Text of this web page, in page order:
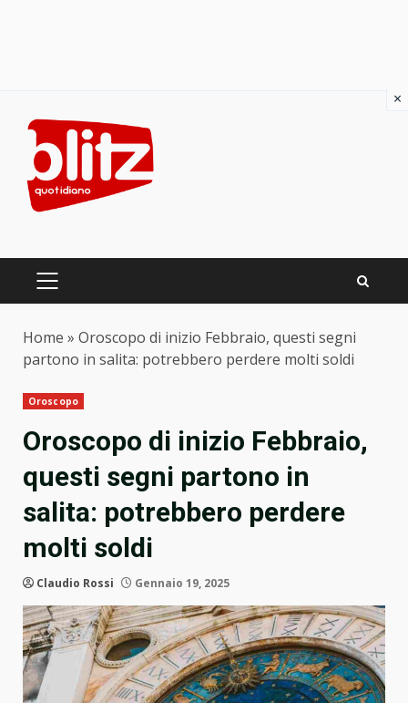
content
PRIMARY
Home » Oroscopo di inizio Febbraio, questi segni
partono in salita: potrebbero perdere molti soldi
Oroscopo
Oroscopo di inizio Febbraio,
questi segni partono in
salita: potrebbero perdere
molti soldi
Claudio Rossi Gennaio 19, 2025
×